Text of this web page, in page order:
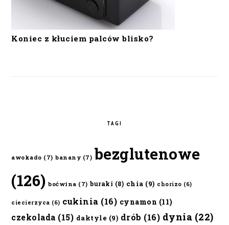
Koniec z kłuciem palców blisko?
TAGI
awokado (7) banany (7) bezglutenowe
(126) boćwina (7) buraki (8) chia (9) chorizo (6)
ciecierzyca (6) cukinia (16) cynamon (11)
czekolada (15) daktyle (9) drób (16) dynia (22)